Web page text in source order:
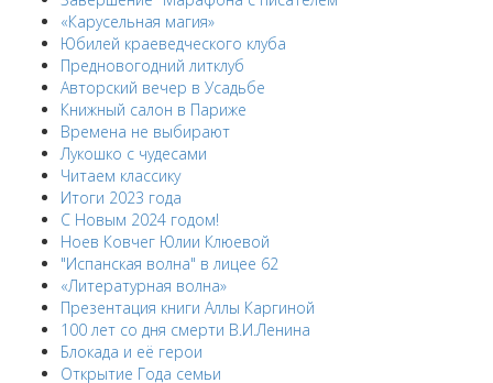
«Карусельная магия»
Юбилей краеведческого клуба
Предновогодний литклуб
Авторский вечер в Усадьбе
Книжный салон в Париже
Времена не выбирают
Лукошко с чудесами
Читаем классику
Итоги 2023 года
С Новым 2024 годом!
Ноев Ковчег Юлии Клюевой
"Испанская волна" в лицее 62
«Литературная волна»
Презентация книги Аллы Каргиной
100 лет со дня смерти В.И.Ленина
Блокада и её герои
Открытие Года семьи